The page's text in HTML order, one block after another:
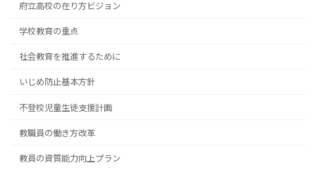
府立高校の在り方ビジョン
学校教育の重点
社会教育を推進するために
いじめ防止基本方針
不登校児童生徒支援計画
教職員の働き方改革
教員の資質能力向上プラン